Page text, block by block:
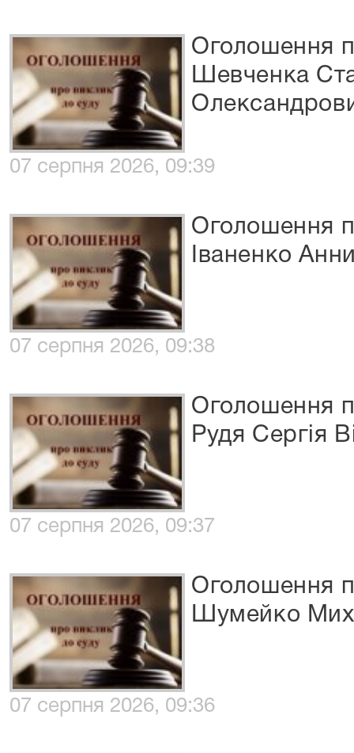
Оголошення
Шевченка
07 серпня 2026, 09:39
Оголошення
Іваненко
07 серпня 2026, 09:38
Оголошення
Рудя Сергія
07 серпня 2026, 09:37
Оголошення
Шумейко
07 серпня 2026, 09:36